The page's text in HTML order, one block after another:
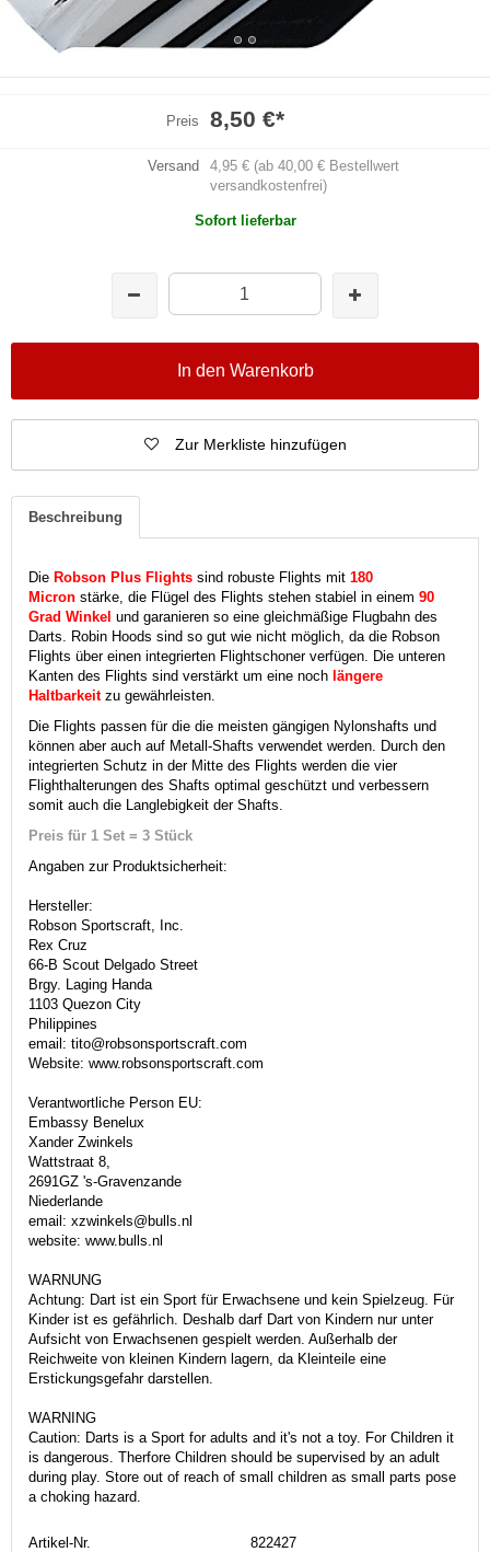
Preis 8,50 €*
Versand
4,95 € (ab 40,00 € Bestellwert
versandkostenfrei)
Sofort lieferbar
In den Warenkorb
Zur Merkliste hinzufügen
Beschreibung
Die Robson Plus Flights sind robuste Flights mit 180
Micron stärke, die Flügel des Flights stehen stabiel in einem 90
Grad Winkel und garanieren so eine gleichmäßige Flugbahn des
Darts. Robin Hoods sind so gut wie nicht möglich, da die Robson
Flights über einen integrierten Flightschoner verfügen. Die unteren
Kanten des Flights sind verstärkt um eine noch längere
Haltbarkeitzu gewährleisten.
Die Flights passen für die die meisten gängigen Nylonshafts und
können aber auch auf Metall-Shafts verwendet werden. Durch den
integrierten Schutz in der Mitte des Flights werden die vier
Flighthalterungen des Shafts optimal geschützt und verbessern
somit auch die Langlebigkeit der Shafts.
Preis für 1 Set = 3 Stück
Angaben zur Produktsicherheit:
Hersteller:
Robson Sportscraft, Inc.
Rex Cruz
66-B Scout Delgado Street
Brgy. Laging Handa
1103 Quezon City
Philippines
email: tito@robsonsportscraft.com
Website: www.robsonsportscraft.com
Verantwortliche Person EU:
Embassy Benelux
Xander Zwinkels
Wattstraat 8,
2691GZ 's-Gravenzande
Niederlande
email: xzwinkels@bulls.nl
website: www.bulls.nl
WARNUNG
Achtung: Dart ist ein Sport für Erwachsene und kein Spielzeug. Für
Kinder ist es gefährlich. Deshalb darf Dart von Kindern nur unter
Aufsicht von Erwachsenen gespielt werden. Außerhalb der
Reichweite von kleinen Kindern lagern, da Kleinteile eine
Erstickungsgefahr darstellen.
WARNING
Caution: Darts is a Sport for adults and it's not a toy. For Children it
is dangerous. Therfore Children should be supervised by an adult
during play. Store out of reach of small children as small parts pose
a choking hazard.
Artikel-Nr.
822427